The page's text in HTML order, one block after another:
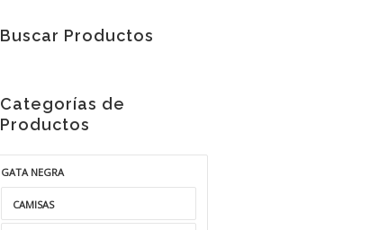
Buscar Productos
Categorías de
Productos
GATA NEGRA
CAMISAS